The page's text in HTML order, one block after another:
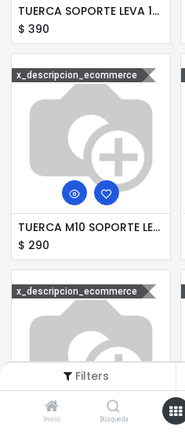
Filters
Inicio Búsqueda
TUERCA SOPORTE LEVA 17.5 AMP
$ 390
TUERCA M10 SOPORTE LEVA 80 WB
$ 290
x_descripcion_ecommerce
x_descripcion_ecommerce